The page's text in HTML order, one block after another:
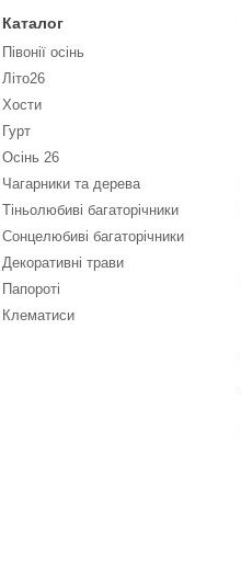
Каталог
Півонії осінь
Літо26
Хости
Гурт
Осінь 26
Чагарники та дерева
Тіньолюбиві багаторічники
Сонцелюбиві багаторічники
Декоративні трави
Папороті
Клематиси